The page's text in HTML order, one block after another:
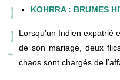
KOHRRA : BRUMES
Lorsqu’un Indien expatrié
de son mariage, deux
chaos sont chargés de